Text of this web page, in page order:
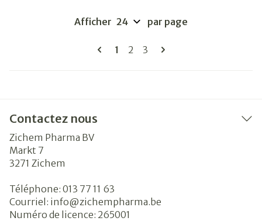
Pages
Vous lisez actuellement la page
1 Page
2 Page
3
Afficher par page
Contactez nous
Zichem Pharma BV
Markt 7
3271 Zichem
Téléphone: 013 77 11 63
Courriel: info@zichempharma.be
Numéro de licence: 265001